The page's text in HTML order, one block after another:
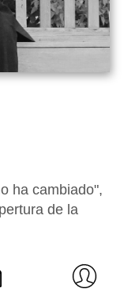
ha cambiado",
de la